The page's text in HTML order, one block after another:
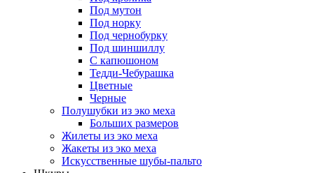
Под мутон
Под норку
Под чернобурку
Под шиншиллу
С капюшоном
Тедди-Чебурашка
Цветные
Черные
Полушубки из эко меха
Больших размеров
Жилеты из эко меха
Жакеты из эко меха
Искусственные шубы-пальто